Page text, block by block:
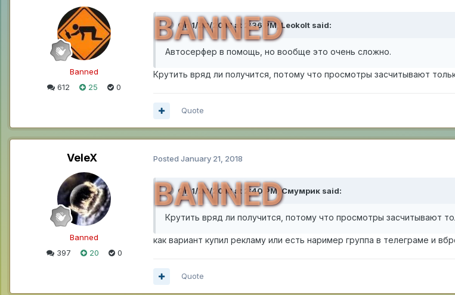
Banned
612
25 0
BANNED
On 1/20/2018 at 2:36 PM,Leokolt said:
Автосерфер в помощь, но вообще это очень сложно.
Крутить вряд ли получится, потому что просмотры засчитывают
Quote
VeleX
Banned
397
20 0
Posted January 21, 2018
BANNED
On 1/20/2018 at 2:40 PM,Смумрик said:
Крутить вряд ли получится, потому что просмотры засчитывают
как вариант купил рекламу или есть наример группа в телеграме и
Quote